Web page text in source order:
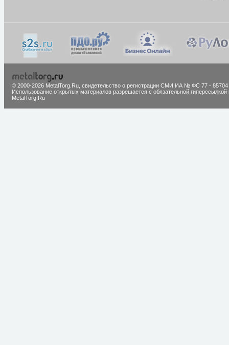
© 2000-2026 MetalTorg.Ru, cвидетельство о регистрации СМИ ИА № ФС 77 - 85704
Использование открытых материалов разрешается с обязательной гиперссылкой
MetalTorg.Ru